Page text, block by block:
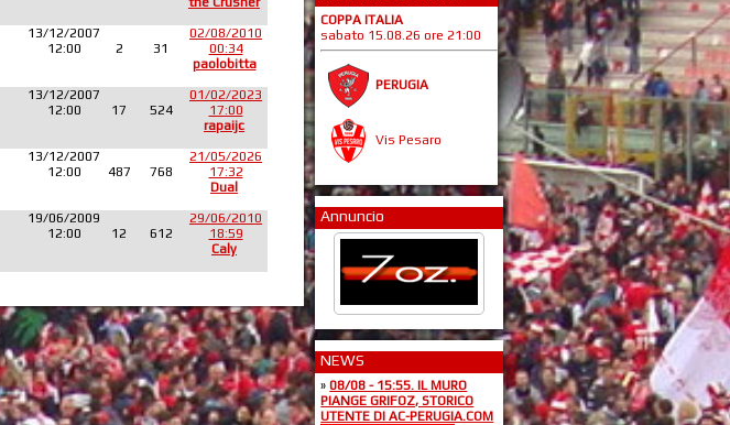
13/12/2007
12:00
2 31
02/08/2010
00:34
paolobitta
13/12/2007
12:00
17 524
01/02/2023
17:00
rapaijc
13/12/2007
12:00
487 768
21/05/2026
17:32
Dual
19/06/2009
12:00
12 612
29/06/2010
18:59
Caly
COPPA ITALIA
sabato 15.08.26 ore 21:00
PERUGIA
Vis Pesaro
Annuncio
NEWS
»08/08 - 15:55. IL MURO
PIANGE GRIFOZ, STORICO
UTENTE DI AC-PERUGIA.COM